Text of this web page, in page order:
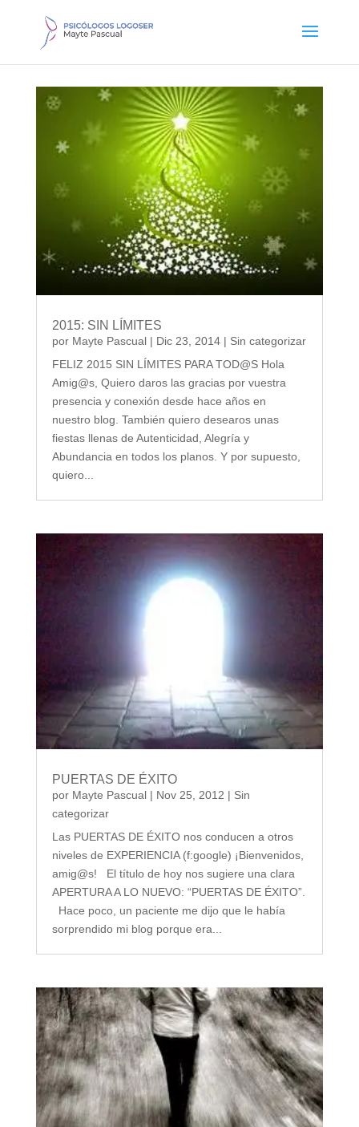
2015: SIN LÍMITES
por Mayte Pascual| Dic 23, 2014| Sin categorizar
FELIZ 2015 SIN LÍMITES PARA TOD@S Hola
Amig@s, Quiero daros las gracias por vuestra
presencia y conexión desde hace años en
nuestro blog. También quiero desearos unas
fiestas llenas de Autenticidad, Alegría y
Abundancia en todos los planos. Y por supuesto,
quiero...
PUERTAS DE ÉXITO
por Mayte Pascual| Nov 25, 2012 | Sin
categorizar
Las PUERTAS DE ÉXITO nos conducen a otros
niveles de EXPERIENCIA (f:google) ¡Bienvenidos,
amig@s! El título de hoy nos sugiere una clara
APERTURA A LO NUEVO: “PUERTAS DE ÉXITO”.
Hace poco, un paciente me dijo que le había
sorprendido mi blog porque era...